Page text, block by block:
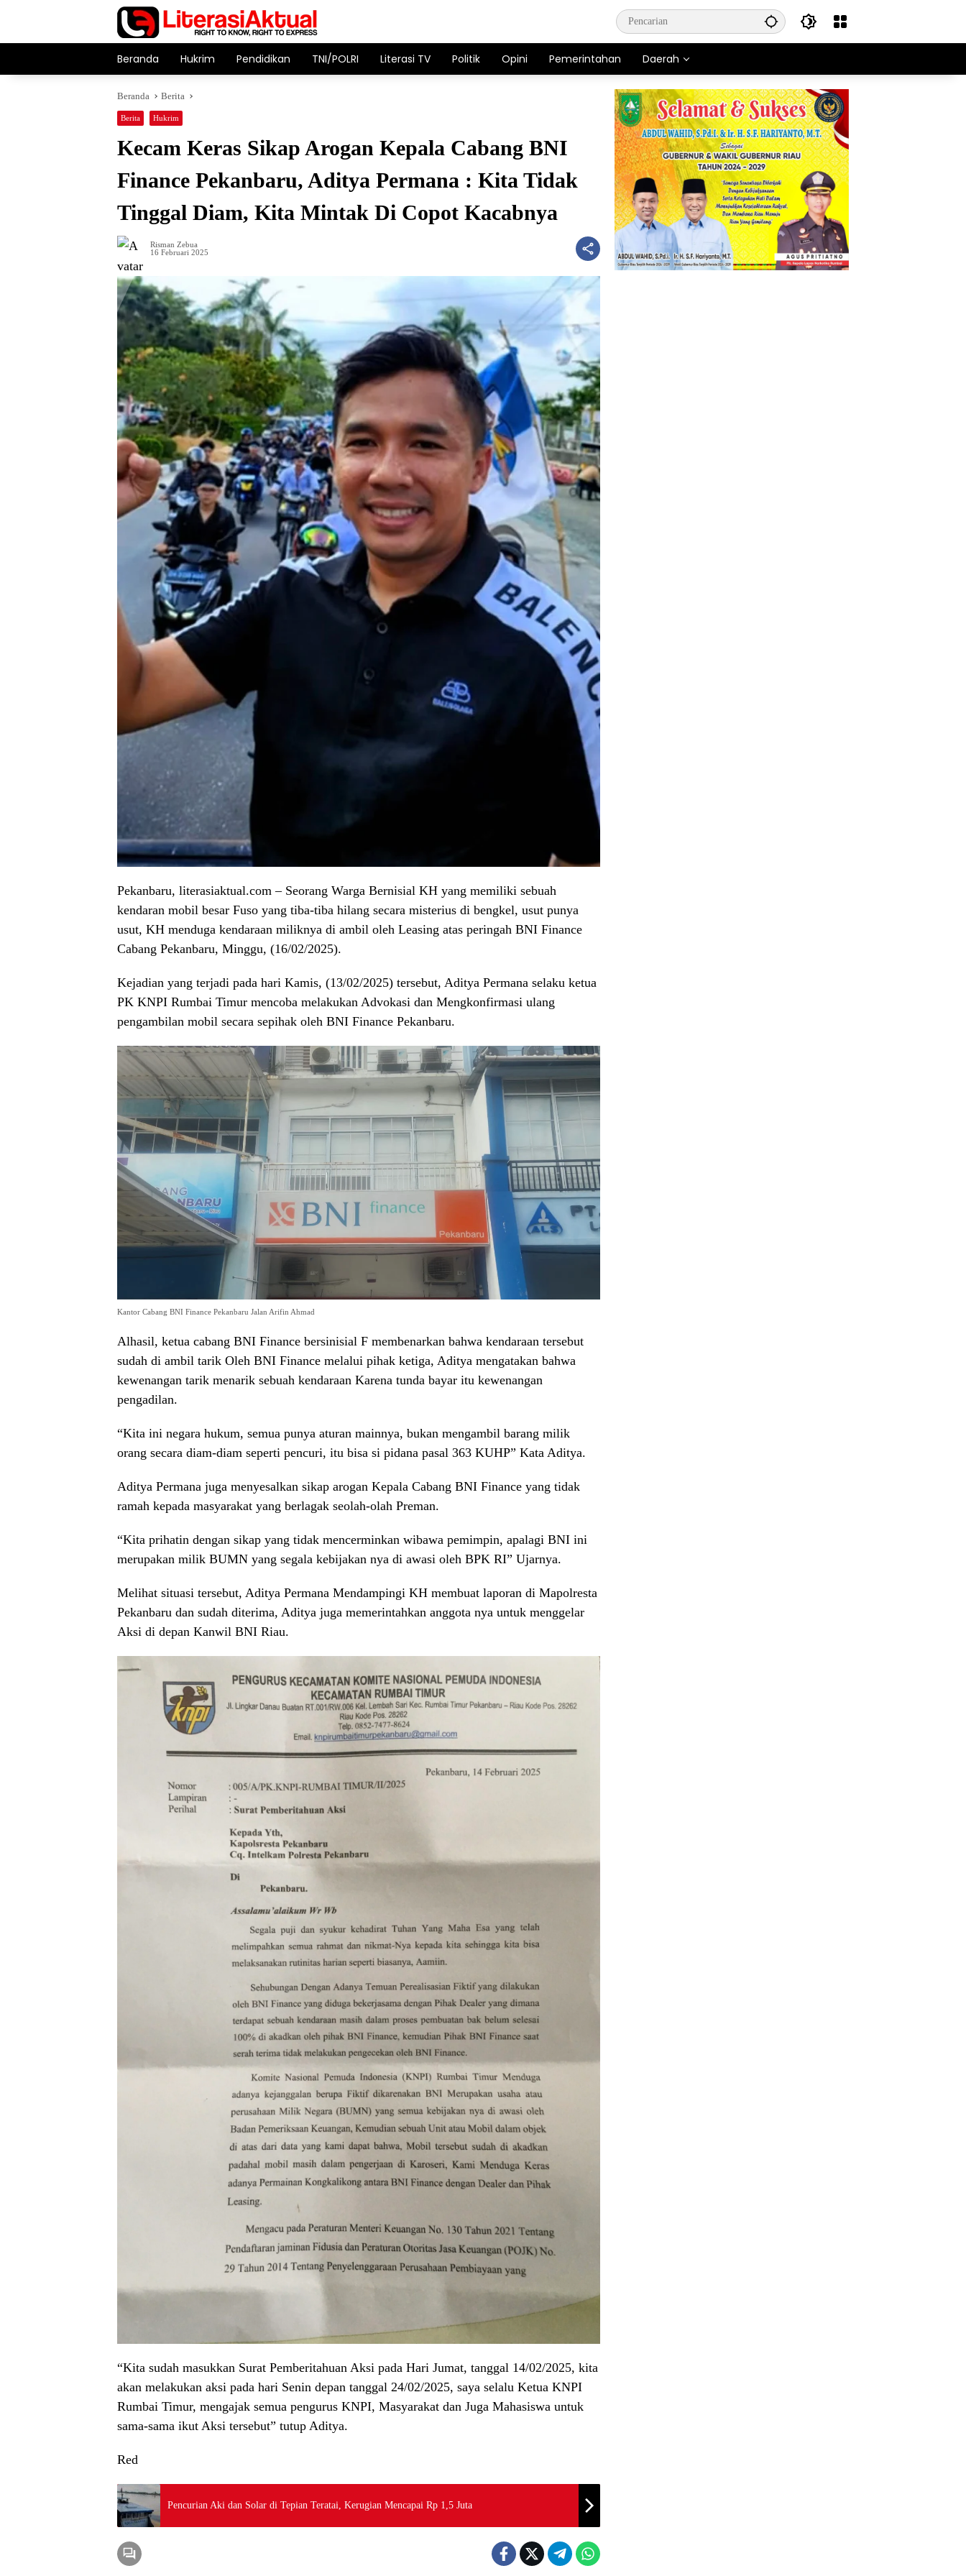
Beranda Hukrim Pendidikan TNI/POLRI Literasi TV Politik Opini Pemerintahan Daerah
Beranda Berita
Berita Hukrim
Kecam Keras Sikap Arogan Kepala Cabang BNI
Finance Pekanbaru, Aditya Permana : Kita Tidak
Tinggal Diam, Kita Mintak Di Copot Kacabnya
Risman Zebua
16 Februari 2025
Pekanbaru, literasiaktual.com – Seorang Warga Bernisial KH yang memiliki sebuah
kendaran mobil besar Fuso yang tiba-tiba hilang secara misterius di bengkel, usut punya
usut, KH menduga kendaraan miliknya di ambil oleh Leasing atas peringah BNI Finance
Cabang Pekanbaru, Minggu, (16/02/2025).
Kejadian yang terjadi pada hari Kamis, (13/02/2025) tersebut, Aditya Permana selaku ketua
PK KNPI Rumbai Timur mencoba melakukan Advokasi dan Mengkonfirmasi ulang
pengambilan mobil secara sepihak oleh BNI Finance Pekanbaru.
Kantor Cabang BNI Finance Pekanbaru Jalan Arifin Ahmad
Alhasil, ketua cabang BNI Finance bersinisial F membenarkan bahwa kendaraan tersebut
sudah di ambil tarik Oleh BNI Finance melalui pihak ketiga, Aditya mengatakan bahwa
kewenangan tarik menarik sebuah kendaraan Karena tunda bayar itu kewenangan
pengadilan.
“Kita ini negara hukum, semua punya aturan mainnya, bukan mengambil barang milik
orang secara diam-diam seperti pencuri, itu bisa si pidana pasal 363 KUHP” Kata Aditya.
Aditya Permana juga menyesalkan sikap arogan Kepala Cabang BNI Finance yang tidak
ramah kepada masyarakat yang berlagak seolah-olah Preman.
“Kita prihatin dengan sikap yang tidak mencerminkan wibawa pemimpin, apalagi BNI ini
merupakan milik BUMN yang segala kebijakan nya di awasi oleh BPK RI” Ujarnya.
Melihat situasi tersebut, Aditya Permana Mendampingi KH membuat laporan di Mapolresta
Pekanbaru dan sudah diterima, Aditya juga memerintahkan anggota nya untuk menggelar
Aksi di depan Kanwil BNI Riau.
“Kita sudah masukkan Surat Pemberitahuan Aksi pada Hari Jumat, tanggal 14/02/2025, kita
akan melakukan aksi pada hari Senin depan tanggal 24/02/2025, saya selalu Ketua KNPI
Rumbai Timur, mengajak semua pengurus KNPI, Masyarakat dan Juga Mahasiswa untuk
sama-sama ikut Aksi tersebut” tutup Aditya.
Red
Pencurian Aki dan Solar di Tepian Teratai, Kerugian Mencapai Rp 1,5 Juta